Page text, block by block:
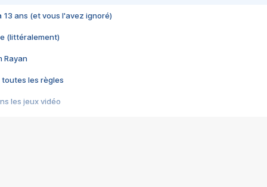
13 ans (et vous l'avez ignoré)
(littéralement)
Rayan
toutes les règles
les jeux vidéo